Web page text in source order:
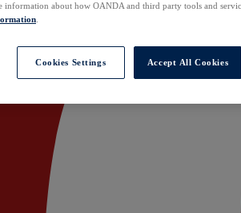
information about how OANDA and third party tools and
Cookies Settings Accept All Cookies